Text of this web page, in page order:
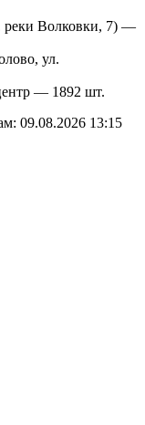
реки Волковки, 7) —
ул.
— 1892 шт.
09.08.2026 13:15